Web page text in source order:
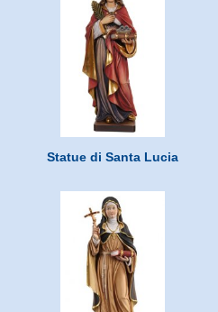
Statue di Santa Lucia